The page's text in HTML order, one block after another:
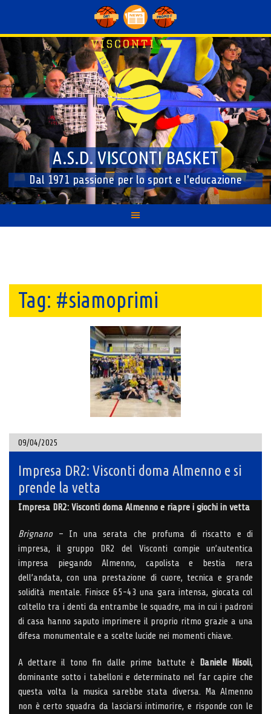
content
A.S.D. VISCONTI BASKET
Dal 1971 passione per lo sport e l'educazione
Tag: #siamoprimi
09/04/2025
Impresa DR2: Visconti doma Almenno e si
prende la vetta
Impresa DR2: Visconti doma Almenno e riapre i giochi in vetta
Brignano– In una serata che profuma di riscatto e di
impresa, il gruppo DR2 del Visconti compie un’autentica
impresa piegando Almenno, capolista e bestia nera
dell’andata, con una prestazione di cuore, tecnica e grande
solidità mentale. Finisce 65-43 una gara intensa, giocata col
coltello tra i denti da entrambe le squadre, ma in cui i padroni
di casa hanno saputo imprimere il proprio ritmo grazie a una
difesa monumentale e a scelte lucide nei momenti chiave.
A dettare il tono fin dalle prime battute è Daniele Nisoli,
dominante sotto i tabelloni e determinato nel far capire che
questa volta la musica sarebbe stata diversa. Ma Almenno
non è certo squadra da lasciarsi intimorire, e risponde con le